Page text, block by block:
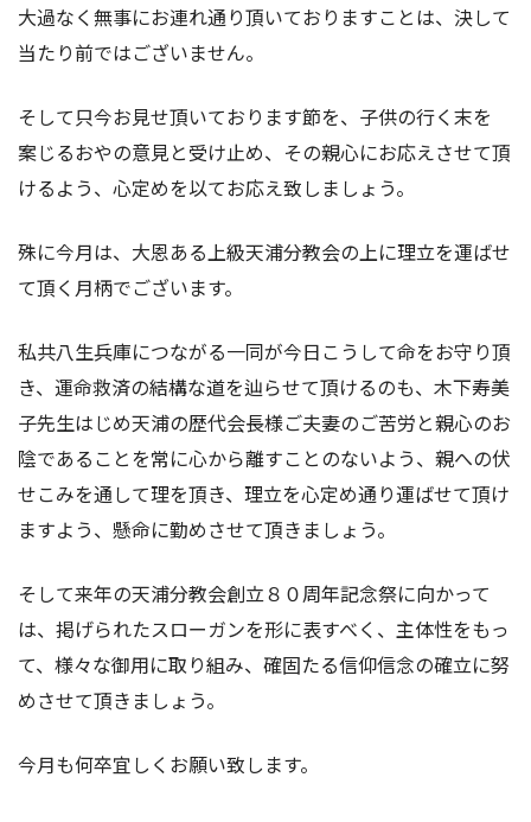
大過なく無事にお連れ通り頂いておりますことは、決して
当たり前ではございません。
そして只今お見せ頂いております節を、子供の行く末を
案じるおやの意見と受け止め、その親心にお応えさせて頂
けるよう、心定めを以てお応え致しましょう。
殊に今月は、大恩ある上級天浦分教会の上に理立を運ばせ
て頂く月柄でございます。
私共八生兵庫につながる一同が今日こうして命をお守り頂
き、運命救済の結構な道を辿らせて頂けるのも、木下寿美
子先生はじめ天浦の歴代会長様ご夫妻のご苦労と親心のお
陰であることを常に心から離すことのないよう、親への伏
せこみを通して理を頂き、理立を心定め通り運ばせて頂け
ますよう、懸命に勤めさせて頂きましょう。
そして来年の天浦分教会創立８０周年記念祭に向かって
は、掲げられたスローガンを形に表すべく、主体性をもっ
て、様々な御用に取り組み、確固たる信仰信念の確立に努
めさせて頂きましょう。
今月も何卒宜しくお願い致します。